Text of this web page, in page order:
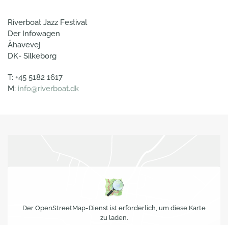
Riverboat Jazz Festival
Der Infowagen
Åhavevej
DK- Silkeborg
T: +45 5182 1617
M: info@riverboat.dk
Der OpenStreetMap-Dienst ist erforderlich, um diese Karte
zu laden.